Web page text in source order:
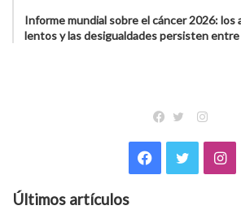
Informe mundial sobre el cáncer 2026: los
lentos y las desigualdades persisten
Facebook
Twitter
Últimos artículos